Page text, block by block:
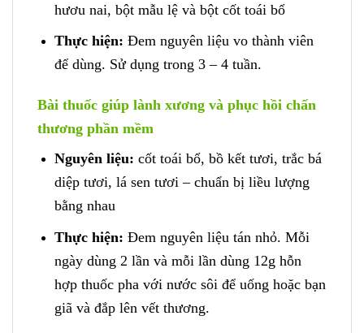
hươu nai, bột mẫu lệ và bột cốt toái bổ
Thực hiện: Đem nguyên liệu vo thành viên
để dùng. Sử dụng trong 3 – 4 tuần.
Bài thuốc giúp lành xương và phục hồi chấn
thương phần mềm
Nguyên liệu: cốt toái bổ, bồ kết tươi, trắc bá
diệp tươi, lá sen tươi – chuẩn bị liều lượng
bằng nhau
Thực hiện: Đem nguyên liệu tán nhỏ. Mỗi
ngày dùng 2 lần và mỗi lần dùng 12g hỗn
hợp thuốc pha với nước sôi để uống hoặc bạn
giã và đắp lên vết thương.